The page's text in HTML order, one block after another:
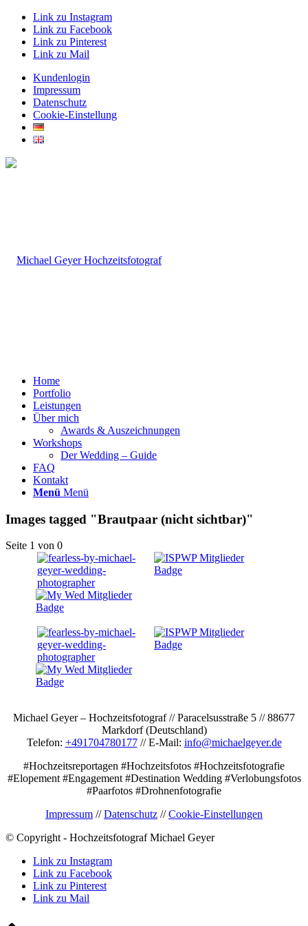
Link zu Instagram
Link zu Facebook
Link zu Pinterest
Link zu Mail
Kundenlogin
Impressum
Datenschutz
Cookie-Einstellung
Home
Portfolio
Leistungen
Über mich
Awards & Auszeichnungen
Workshops
Der Wedding – Guide
FAQ
Kontakt
Menü Menü
Images tagged "Brautpaar (nicht sichtbar)"
Seite 1 von 0
Michael Geyer – Hochzeitsfotograf // Paracelsusstraße 5 // 88677
Markdorf (Deutschland)
Telefon: +491704780177// E-Mail: info@michaelgeyer.de
#Hochzeitsreportagen #Hochzeitsfotos #Hochzeitsfotografie
#Elopement #Engagement #Destination Wedding #Verlobungsfotos
#Paarfotos #Drohnenfotografie
Impressum //Datenschutz //Cookie-Einstellungen
© Copyright - Hochzeitsfotograf Michael Geyer
Link zu Instagram
Link zu Facebook
Link zu Pinterest
Link zu Mail